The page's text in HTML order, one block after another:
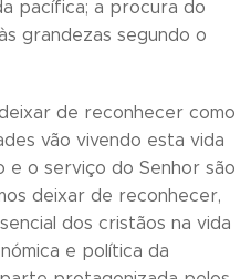
pacífica; a procura do
grandezas segundo o
de reconhecer como
vão vivendo esta vida
e o serviço do Senhor são
deixar de reconhecer,
dos cristãos na vida
e política da